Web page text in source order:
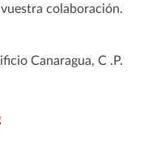
colaboración.
Canaragua, C .P.